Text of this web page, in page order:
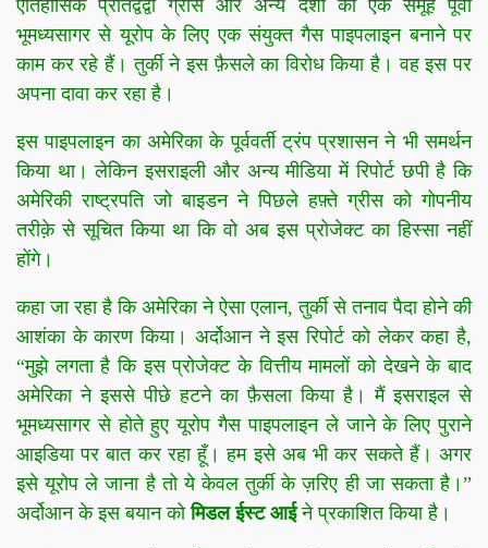
ऐतिहासिक प्रतिद्वंद्वी ग्रीस और अन्य देशों का एक समूह पूर्वी
भूमध्यसागर से यूरोप के लिए एक संयुक्त गैस पाइपलाइन बनाने पर
काम कर रहे हैं। तुर्की ने इस फ़ैसले का विरोध किया है। वह इस पर
अपना दावा कर रहा है।
इस पाइपलाइन का अमेरिका के पूर्ववर्ती ट्रंप प्रशासन ने भी समर्थन
किया था। लेकिन इसराइली और अन्य मीडिया में रिपोर्ट छपी है कि
अमेरिकी राष्ट्रपति जो बाइडन ने पिछले हफ़्ते ग्रीस को गोपनीय
तरीक़े से सूचित किया था कि वो अब इस प्रोजेक्ट का हिस्सा नहीं
होंगे।
कहा जा रहा है कि अमेरिका ने ऐसा एलान, तुर्की से तनाव पैदा होने की
आशंका के कारण किया। अर्दोआन ने इस रिपोर्ट को लेकर कहा है,
“मुझे लगता है कि इस प्रोजेक्ट के वित्तीय मामलों को देखने के बाद
अमेरिका ने इससे पीछे हटने का फ़ैसला किया है। मैं इसराइल से
भूमध्यसागर से होते हुए यूरोप गैस पाइपलाइन ले जाने के लिए पुराने
आइडिया पर बात कर रहा हूँ। हम इसे अब भी कर सकते हैं। अगर
इसे यूरोप ले जाना है तो ये केवल तुर्की के ज़रिए ही जा सकता है।”
अर्दोआन के इस बयान कोमिडल ईस्ट आईने प्रकाशित किया है।